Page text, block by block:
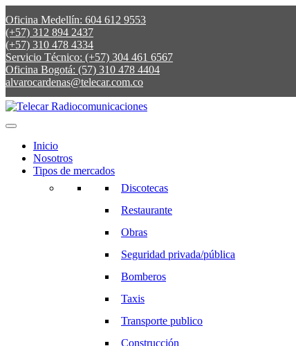
Oficina Medellín: 604 612 9553
(+57) 312 894 2437
(+57) 310 478 4334
Servicio Técnico: (+57) 304 461 6567
Oficina Bogotá: (57) 310 478 4404
alvarocardenas@telecar.com.co
Inicio
Nosotros
Tipos de mercados
Discotecas
Restaurante
Obras
Seguridad privada/pública
Bomberos
Taxis
Transporte publico
Construcción